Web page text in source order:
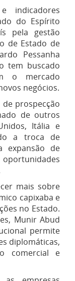
indicadores
do Espírito
pela gestão
de Estado de
Pessanha
tem buscado
o mercado
negócios.
prospecção
de outros
Itália e
a troca de
expansão de
mais sobre
capixaba e
no Estado.
Munir Abud
permite
diplomáticas,
comercial e